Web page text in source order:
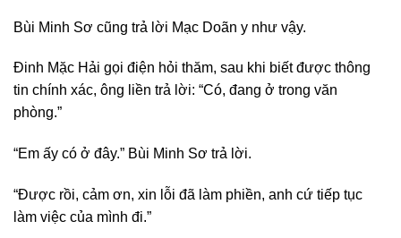
Bùi Minh Sơ cũng trả lời Mạc Doãn y như vậy.
Đinh Mặc Hải gọi điện hỏi thăm, sau khi biết được thông
tin chính xác, ông liền trả lời: “Có, đang ở trong văn
phòng.”
“Em ấy có ở đây.” Bùi Minh Sơ trả lời.
“Được rồi, cảm ơn, xin lỗi đã làm phiền, anh cứ tiếp tục
làm việc của mình đi.”